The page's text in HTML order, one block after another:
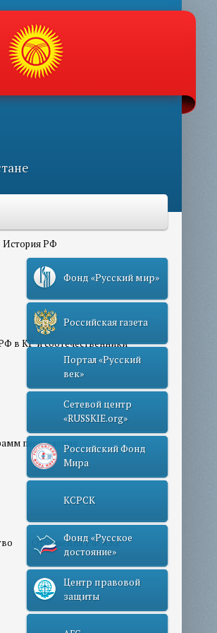
История РФ
в КР и соотечественники
переселения
Отношения РФ и КР
Фонд «Русский мир»
Российская газета
Портал «Русский
век»
Сетевой центр
«RUSSKIE.org»
Российский Фонд
Мира
КСРСК
Фонд «Русское
достояние»
Центр правовой
защиты